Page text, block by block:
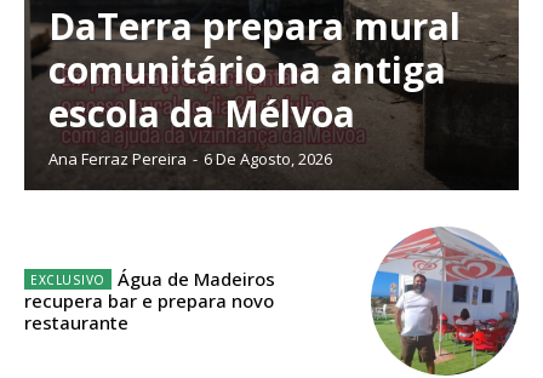
Planos de Assinatura
Faça-se assinante do Região de Cister e ajude-nos a manter este serviço
público!
Sendo assinante terá acesso a todos os conteúdos exclusivos e versões
DaTerra prepara mural
comunitário na antiga
escola da Mélvoa
Ana Ferraz Pereira - 6 De Agosto, 2026
Água de Madeiros
recupera bar e prepara novo
restaurante